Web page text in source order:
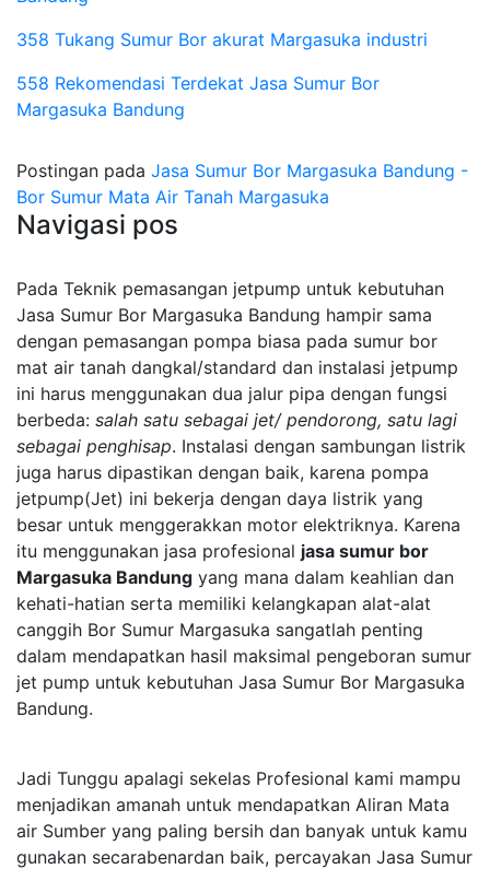
358 Tukang Sumur Bor akurat Margasuka industri
558 Rekomendasi Terdekat Jasa Sumur Bor
Margasuka Bandung
Postingan pada Jasa Sumur Bor Margasuka Bandung -
Bor Sumur Mata Air Tanah Margasuka
Navigasi pos
Pada Teknik pemasangan jetpump untuk kebutuhan
Jasa Sumur Bor Margasuka Bandung hampir sama
dengan pemasangan pompa biasa pada sumur bor
mat air tanah dangkal/standard dan instalasi jetpump
ini harus menggunakan dua jalur pipa dengan fungsi
berbeda: salah satu sebagai jet/ pendorong, satu lagi
sebagai penghisap. Instalasi dengan sambungan listrik
juga harus dipastikan dengan baik, karena pompa
jetpump(Jet) ini bekerja dengan daya listrik yang
besar untuk menggerakkan motor elektriknya. Karena
itu menggunakan jasa profesional jasa sumur bor
Margasuka Bandung yang mana dalam keahlian dan
kehati-hatian serta memiliki kelangkapan alat-alat
canggih Bor Sumur Margasuka sangatlah penting
dalam mendapatkan hasil maksimal pengeboran sumur
jet pump untuk kebutuhan Jasa Sumur Bor Margasuka
Bandung.
Jadi Tunggu apalagi sekelas Profesional kami mampu
menjadikan amanah untuk mendapatkan Aliran Mata
air Sumber yang paling bersih dan banyak untuk kamu
gunakan secarabenardan baik, percayakan Jasa Sumur